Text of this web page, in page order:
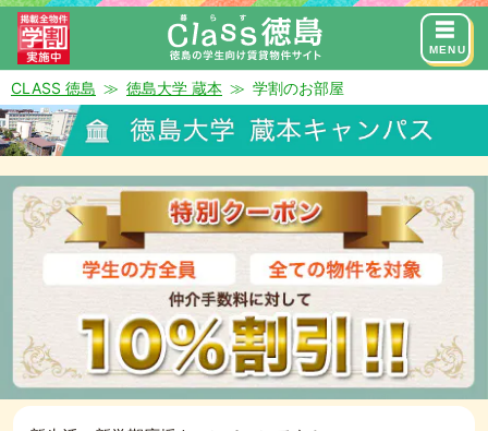
MENU
来店予約 お問い合わせ
CLASS 徳島 徳島大学 蔵本 学割のお部屋
STUDENT DISCOUNT
徳島大学蔵本の学割賃貸